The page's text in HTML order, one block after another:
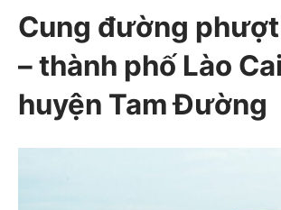
Cung đường phượt
– thành phố Lào
huyện Tam Đường